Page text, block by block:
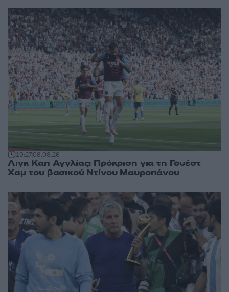
19:2708.08.26
Λιγκ Καπ Αγγλίας: Πρόκριση για τη Γουέστ
Χαμ του βασικού Ντίνου Μαυροπάνου